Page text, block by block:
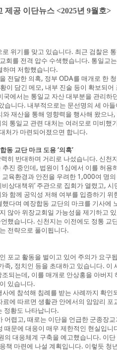
제공 이단뉴스 <2025년 9월호>
위기를 맞고 있습니다. 최근 검찰은
를 전격 압수 수색했습니다. 통일교는
하며 저항했습니다.
전달한 의혹, 정부 ODA를 매개로 한
이 담긴 메모, 내부 진술 등이 확보되
에서는 통일교 자산 대부분을 관리하
습니다. 내부적으로는 문선명의 세 아
재산을 통해 영향력을 행사해 왔으나
통일교 관련 대처는 여러모로 미비했
처가 마련되어졌으면 합니다.
교단 마크 도용 ‘의혹’
히 반대하며 거리로 나섰습니다. 신천
진 중인데, 법원이 1심에서 이를 허용
육환경과 안전을 우려한 1,000여 명
상대책위’ 주관으로 집회가 열렸고,
함께 공익성 저해 여부를 입증하기 위
다며 예장합동 교단의 마크를 기사에
않아 위장교회일 가능성을 제기하고
했습니다. 신천지는 이전에도 정통 교
전략으로 풀이됩니다.
포교 활동을 벌이고 있어 주의가 요구
족, 정치인 등을 초대하고 있습니다. 이
되는데, 이를 매개로 안상홍을 아버
있습니다.
에 참석해 침례를 받는 사례까지 확인
에 따르면 생활관 안에서의 암암리 포
정황도 나타납니다.
어렵고, 때로는 이단을 언급한 군종장
문에 대응이 매우 제한적인 현실입
의 대응체계 구축을 예고했습니다. 이
책 마련에 나설 계획입니다. 이렇듯 청